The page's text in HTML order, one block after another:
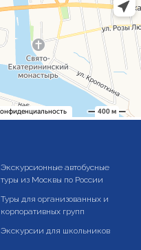
Экскурсионные автобусные
туры из Москвы по России
Туры для организованных и
корпоративных групп
Экскурсии для школьников